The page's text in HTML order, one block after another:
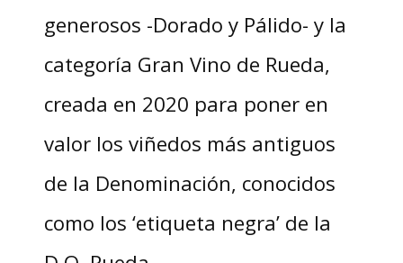
generosos -Dorado y Pálido- y la
categoría Gran Vino de Rueda,
creada en 2020 para poner en
valor los viñedos más antiguos
de la Denominación, conocidos
como los ‘etiqueta negra’ de la